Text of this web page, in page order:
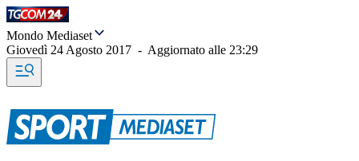
Mondo Mediaset
Giovedì 24 Agosto 2017 - Aggiornato alle 23:29